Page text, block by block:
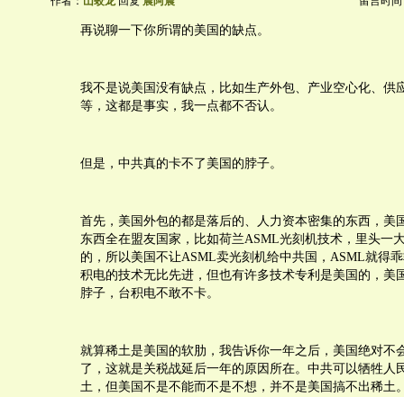
再说聊一下你所谓的美国的缺点。
我不是说美国没有缺点，比如生产外包、产业空心化、供
等，这都是事实，我一点都不否认。
但是，中共真的卡不了美国的脖子。
首先，美国外包的都是落后的、人力资本密集的东西，美
东西全在盟友国家，比如荷兰ASML光刻机技术，里头一
的，所以美国不让ASML卖光刻机给中共国，ASML就得
积电的技术无比先进，但也有许多技术专利是美国的，美
脖子，台积电不敢不卡。
就算稀土是美国的软肋，我告诉你一年之后，美国绝对不
了，这就是关税战延后一年的原因所在。中共可以牺牲人
土，但美国不是不能而不是不想，并不是美国搞不出稀土